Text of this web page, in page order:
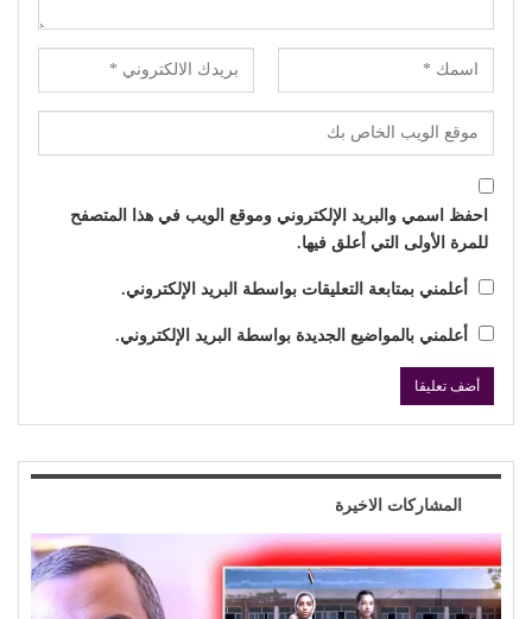
احفظ اسمي والبريد الإلكتروني وموقع الويب في هذا المتصفح
للمرة الأولى التي أعلق فيها.
أعلمني بمتابعة التعليقات بواسطة البريد الإلكتروني.
أعلمني بالمواضيع الجديدة بواسطة البريد الإلكتروني.
المشاركات الاخيرة